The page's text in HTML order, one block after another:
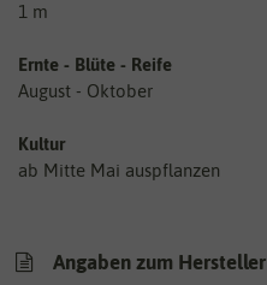
1 m
Ernte - Blüte - Reife
August - Oktober
Kultur
ab Mitte Mai auspflanzen
Angaben zum Hersteller